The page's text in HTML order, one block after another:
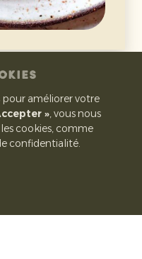
pour améliorer votre
», vous nous
cookies, comme
confidentialité.